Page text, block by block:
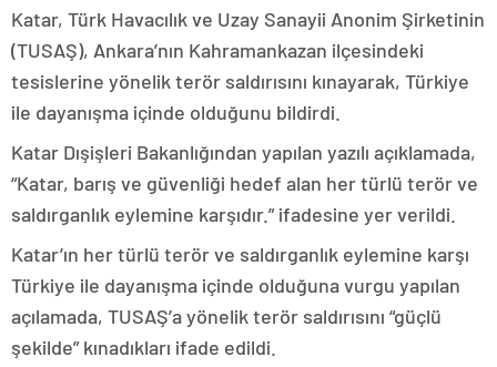
Katar, Türk Havacılık ve Uzay Sanayii Anonim Şirketinin
(TUSAŞ), Ankara’nın Kahramankazan ilçesindeki
tesislerine yönelik terör saldırısını kınayarak, Türkiye
ile dayanışma içinde olduğunu bildirdi.
Katar Dışişleri Bakanlığından yapılan yazılı açıklamada,
“Katar, barış ve güvenliği hedef alan her türlü terör ve
saldırganlık eylemine karşıdır.” ifadesine yer verildi.
Katar’ın her türlü terör ve saldırganlık eylemine karşı
Türkiye ile dayanışma içinde olduğuna vurgu yapılan
açılamada, TUSAŞ’a yönelik terör saldırısını “güçlü
şekilde” kınadıkları ifade edildi.